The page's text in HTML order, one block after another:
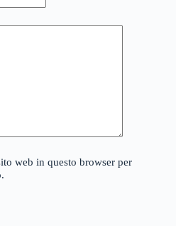
web in questo browser per